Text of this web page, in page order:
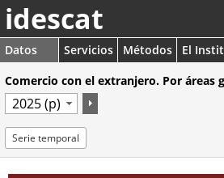
idescat
Datos Servicios Métodos
El
Comercio con el extranjero. Por áreas
Serie temporal